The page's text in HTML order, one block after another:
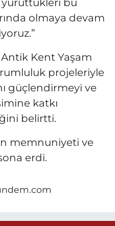
yürüttükleri bu
olmaya devam
Kent Yaşam
projeleriyle
güçlendirmeyi ve
katkı
belirtti.
memnuniyeti ve
erdi.